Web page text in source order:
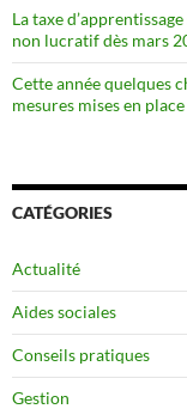
La taxe
non lucratif dès mars
Cette année quelques
mesures mises en
CATÉGORIES
Actualité
Aides sociales
Conseils pratiques
Gestion